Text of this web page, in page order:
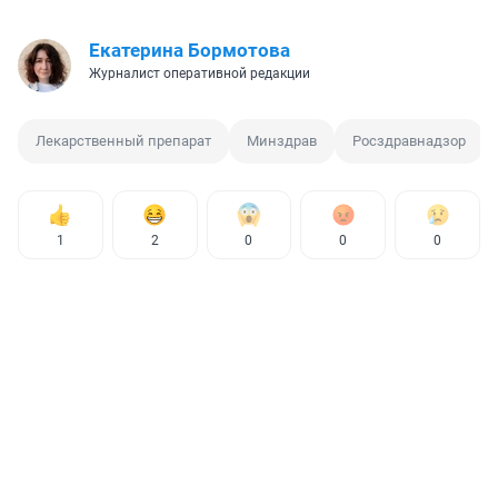
Екатерина Бормотова
Журналист оперативной редакции
Лекарственный препарат Минздрав Росздравнадзор
1 2 0 0 0